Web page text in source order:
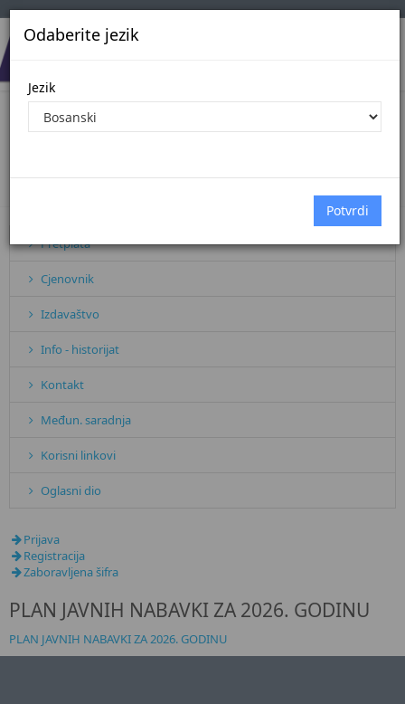
Odaberite jezik
Jezik
PLAN JAVNIH NABAVKI ZA 2026.
Pretplata
Cjenovnik
Izdavaštvo
Info - historijat
Kontakt
Međun. saradnja
Korisni linkovi
Oglasni dio
Prijava
Registracija
Zaboravljena šifra
PLAN JAVNIH NABAVKI ZA 2026. GODINU
PLAN JAVNIH NABAVKI ZA 2026. GODINU